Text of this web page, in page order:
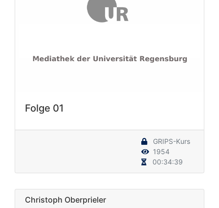
Folge 01
GRIPS-Kurs
1954
00:34:39
Christoph Oberprieler